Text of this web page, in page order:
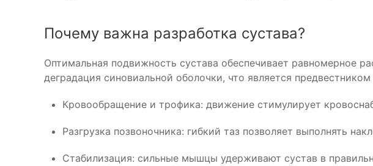
Почему важна разработка сустава?
Оптимальная подвижность сустава обеспечивает равномерное
деградация синовиальной оболочки, что является
Кровообращение и трофика: движение стимулирует
Разгрузка позвоночника: гибкий таз позволяет выполнять
Стабилизация: сильные мышцы удерживают сустав в